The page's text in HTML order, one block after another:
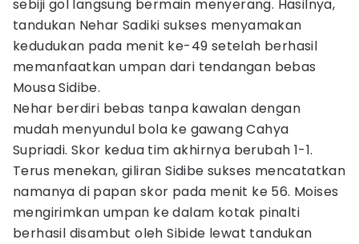
sebiji gol langsung bermain menyerang. Hasilnya,
tandukan Nehar Sadiki sukses menyamakan
kedudukan pada menit ke-49 setelah berhasil
memanfaatkan umpan dari tendangan bebas
Mousa Sidibe.
Nehar berdiri bebas tanpa kawalan dengan
mudah menyundul bola ke gawang Cahya
Supriadi. Skor kedua tim akhirnya berubah 1-1.
Terus menekan, giliran Sidibe sukses mencatatkan
namanya di papan skor pada menit ke 56. Moises
mengirimkan umpan ke dalam kotak pinalti
berhasil disambut oleh Sibide lewat tandukan